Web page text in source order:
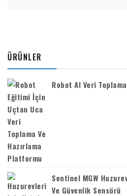
ÜRÜNLER
Robot AI Veri
Sentinel MGW
Ve Güvenlik Sensörü